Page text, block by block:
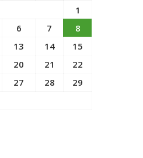
1
6 7
8
13 14
15
20 21
22
27 28
29